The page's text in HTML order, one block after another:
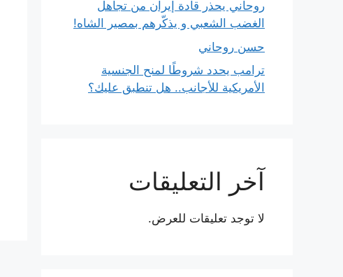
روحاني يحذر قادة إيران من تجاهل
الغضب الشعبي و يذكّرهم بمصير الشاه!
حسن روحاني
ترامب يحدد شروطًا لمنح الجنسية
الأمريكية للأجانب.. هل تنطبق عليك؟
آخر التعليقات
لا توجد تعليقات للعرض.